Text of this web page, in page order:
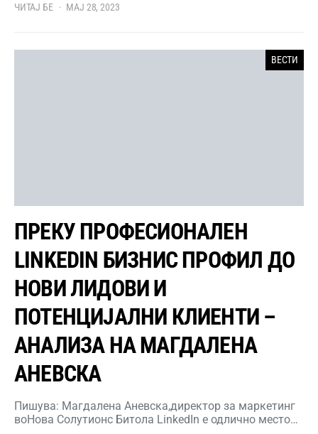
ЧИТАЈ БЕ МАЈ 28, 2023
ВЕСТИ
ПРЕКУ ПРОФЕСИОНАЛЕН
LINKEDIN БИЗНИС ПРОФИЛ ДО
НОВИ ЛИДОВИ И
ПОТЕНЦИЈАЛНИ КЛИЕНТИ –
АНАЛИЗА НА МАГДАЛЕНА
АНЕВСКА
Пишува: Магдалена Аневска,директор за маркетинг
воНова Солутионс Битола LinkedIn е одлично место…